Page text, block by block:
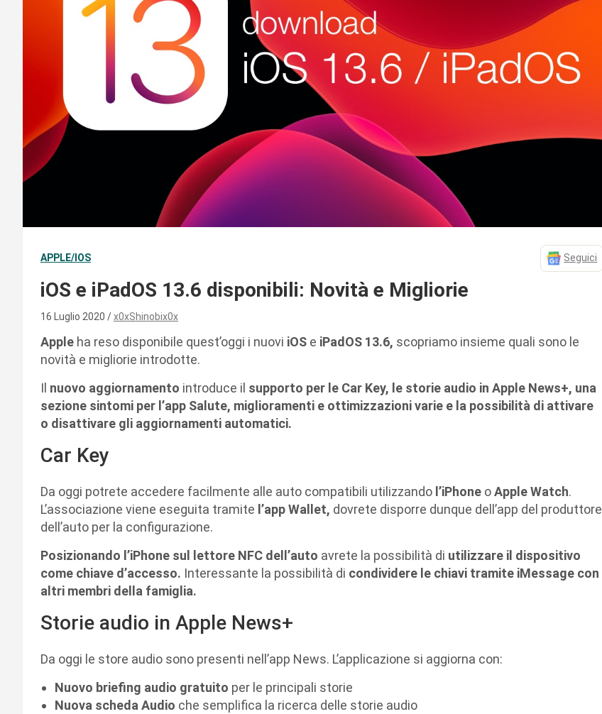
APPLE/IOS Seguici
iOS e iPadOS 13.6 disponibili: Novità e Migliorie
16 Luglio 2020 x0xShinobix0x
Apple ha reso disponibile quest’oggi i nuovi iOS e iPadOS 13.6, scopriamo insieme quali sono le
novità e migliorie introdotte.
Il nuovo aggiornamento introduce il supporto per le Car Key, le storie audio in Apple News+, una
sezione sintomi per l’app Salute, miglioramenti e ottimizzazioni varie e la possibilità di attivare
o disattivare gli aggiornamenti automatici.
Car Key
Da oggi potrete accedere facilmente alle auto compatibili utilizzando l’iPhone oAppleWatch.
L’associazione viene eseguita tramite l’app Wallet, dovrete disporre dunque dell’app del produttore
dell’auto per la configurazione.
Posizionando l’iPhone sul lettore NFC dell’auto avrete la possibilità di utilizzare il dispositivo
come chiave d’accesso. Interessante la possibilità di condividere le chiavi tramite iMessage con
altri membri della famiglia.
Storie audio in Apple News+
Da oggi le store audio sono presenti nell’app News. L’applicazione si aggiorna con:
Nuovo briefing audio gratuito per le principali storie
Nuova scheda Audio che semplifica la ricerca delle storie audio